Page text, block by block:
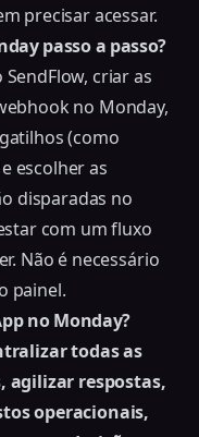
precisar acessar.
passo a passo?
criar as
no Monday,
(como
escolher as
disparadas no
com um fluxo
Não é necessário
painel.
no Monday?
todas as
agilizar respostas,
operacionais,